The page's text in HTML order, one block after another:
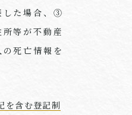
した場合、③
等が不動産
死亡情報を
を含む登記制